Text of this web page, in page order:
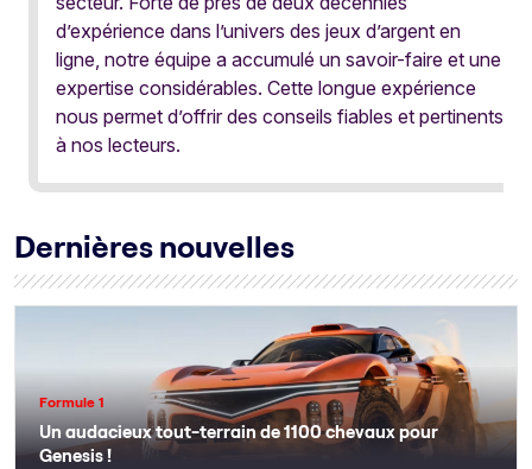
d’expérience dans l’univers des jeux d’argent en
ligne, notre équipe a accumulé un savoir-faire et une
expertise considérables. Cette longue expérience
nous permet d’offrir des conseils fiables et pertinents
à nos lecteurs.
Dernières nouvelles
Formule 1
Un audacieux tout-terrain de 1100 chevaux pour
Genesis !